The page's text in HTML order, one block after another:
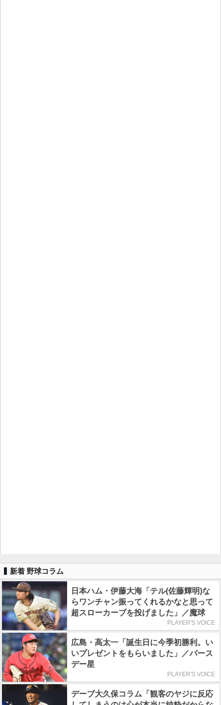
新着 野球コラム
日本ハム・伊藤大海「テル(佐藤輝明)な
らワンチャン振ってくれるかなと思って
超スローカーブを投げました」／魔球
PLAYER'S VOICE
広島・高太一「誕生日に今季初勝利。い
いプレゼントをもらいました」／バース
デー星
PLAYER'S VOICE
デーブ大久保コラム「観客のヤジに反応